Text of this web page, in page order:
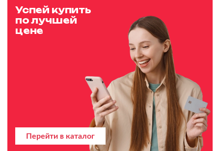
Успей купить
по лучшей
цене
Перейти в каталог